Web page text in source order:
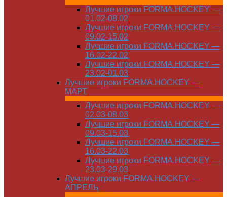
Лучшие игроки FORMA.HOCKEY —
01.02-08.02
Лучшие игроки FORMA.HOCKEY —
09.02-15.02
Лучшие игроки FORMA.HOCKEY —
16.02-22.02
Лучшие игроки FORMA.HOCKEY —
23.02-01.03
Лучшие игроки FORMA.HOCKEY —
МАРТ
Лучшие игроки FORMA.HOCKEY —
02.03-08.03
Лучшие игроки FORMA.HOCKEY —
09.03-15.03
Лучшие игроки FORMA.HOCKEY —
16.03-22.03
Лучшие игроки FORMA.HOCKEY —
23.03-29.03
Лучшие игроки FORMA.HOCKEY —
АПРЕЛЬ